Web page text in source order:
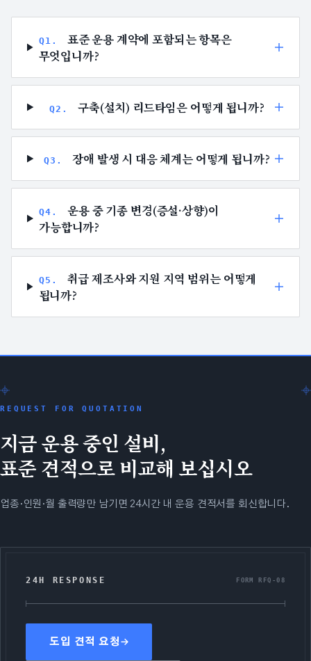
Q1 .
표준 운용 계약에 포함되는 항목은
무엇입니까?
Q2 . 구축(설치) 리드타임은 어떻게 됩니까?
Q3 . 장애 발생 시 대응 체계는 어떻게 됩니까?
Q4 .
운용 중 기종 변경(증설·상향)이
가능합니까?
Q5 .
취급 제조사와 지원 지역 범위는 어떻게
됩니까?
REQUEST FOR QUOTATION
지금 운용 중인 설비,
표준 견적으로 비교해 보십시오
업종·인원·월 출력량만 남기면 24시간 내 운용 견적서를 회신합니다.
24H RESPONSE FORM RFQ-08
도입 견적 요청